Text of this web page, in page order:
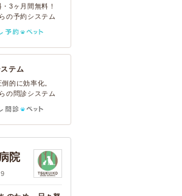
3ヶ月間無料！
の予約システム
テム
的に効率化。
の問診システム
院